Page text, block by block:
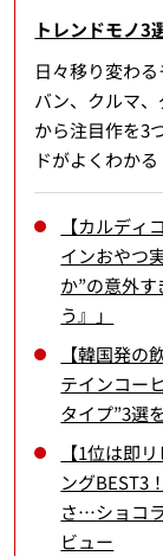
トレンドモノ3
日々移り変わ
バン、クルマ
から注目作を3
ドがよくわかる
【カルデ
インおやつ
か”の意外
う』」
【韓国発
テインコー
タイプ”3選
【1位は即
ングBEST3
さ…ショコ
ビュー